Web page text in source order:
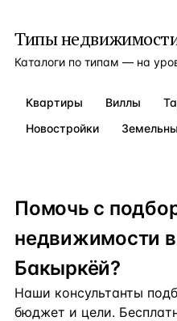
Типы
Каталоги по типам — на
Квартиры Виллы
Новостройки
Помочь с
недвижимости
Бакыркёй?
Наши консультанты
бюджет и цели.